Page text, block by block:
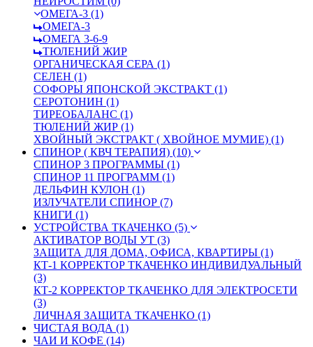
ОМЕГА-3 (1)
ОМЕГА-3
ОМЕГА 3-6-9
ТЮЛЕНИЙ ЖИР
ОРГАНИЧЕСКАЯ СЕРА (1)
СЕЛЕН (1)
СОФОРЫ ЯПОНСКОЙ ЭКСТРАКТ (1)
СЕРОТОНИН (1)
ТИРЕОБАЛАНС (1)
ТЮЛЕНИЙ ЖИР (1)
ХВОЙНЫЙ ЭКСТРАКТ ( ХВОЙНОЕ МУМИЕ) (1)
СПИНОР ( КВЧ ТЕРАПИЯ) (10)
СПИНОР 3 ПРОГРАММЫ (1)
СПИНОР 11 ПРОГРАММ (1)
ДЕЛЬФИН КУЛОН (1)
ИЗЛУЧАТЕЛИ СПИНОР (7)
КНИГИ (1)
УСТРОЙСТВА ТКАЧЕНКО (5)
АКТИВАТОР ВОДЫ УТ (3)
ЗАЩИТА ДЛЯ ДОМА, ОФИСА, КВАРТИРЫ (1)
КТ-1 КОРРЕКТОР ТКАЧЕНКО ИНДИВИДУАЛЬНЫЙ
(3)
КТ-2 КОРРЕКТОР ТКАЧЕНКО ДЛЯ ЭЛЕКТРОСЕТИ
(3)
ЛИЧНАЯ ЗАЩИТА ТКАЧЕНКО (1)
ЧИСТАЯ ВОДА (1)
ЧАИ И КОФЕ (14)